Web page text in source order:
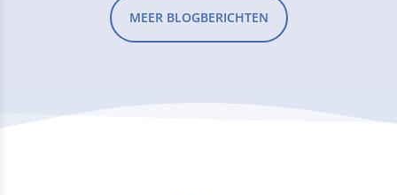
MEER BLOGBERICHTEN